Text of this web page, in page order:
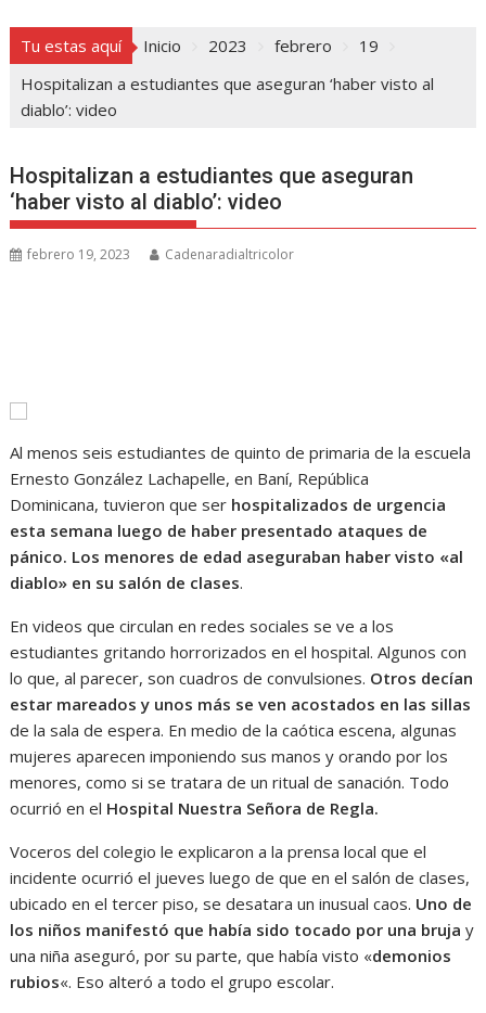
Tu estas aquí Inicio 2023 febrero
19
Hospitalizan a estudiantes que aseguran ‘haber visto al
diablo’: video
Hospitalizan a estudiantes que aseguran
‘haber visto al diablo’: video
febrero 19, 2023 Cadenaradialtricolor
Al menos seis estudiantes de quinto de primaria de la escuela
Ernesto González Lachapelle, en Baní, República
Dominicana, tuvieron que ser hospitalizados de urgencia
esta semana luego de haber presentado ataques de
pánico. Los menores de edad aseguraban haber visto «al
diablo» en su salón de clases.
En videos que circulan en redes sociales se ve a los
estudiantes gritando horrorizados en el hospital. Algunos con
lo que, al parecer, son cuadros de convulsiones. Otros decían
estar mareados y unos más se ven acostados en las sillas
de la sala de espera. En medio de la caótica escena, algunas
mujeres aparecen imponiendo sus manos y orando por los
menores, como si se tratara de un ritual de sanación. Todo
ocurrió en el Hospital Nuestra Señora de Regla.
Voceros del colegio le explicaron a la prensa local que el
incidente ocurrió el jueves luego de que en el salón de clases,
ubicado en el tercer piso, se desatara un inusual caos. Uno de
los niños manifestó que había sido tocado por una brujay
una niña aseguró, por su parte, que había visto «demonios
rubios«. Eso alteró a todo el grupo escolar.